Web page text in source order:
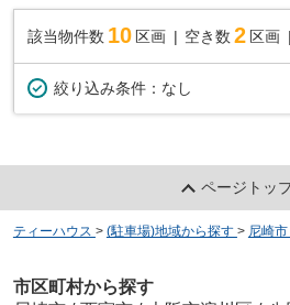
該当物件数 10 区画 空き数 2 区画
絞り込み条件： なし
ページトッ
ティーハウス > (駐車場)地域から探す > 尼崎市
市区町村から探す